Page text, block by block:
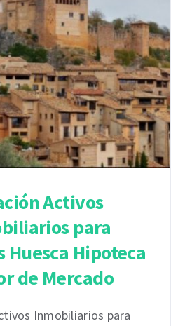
Activos
para
Huesca Hipoteca
de Mercado
Inmobiliarios para